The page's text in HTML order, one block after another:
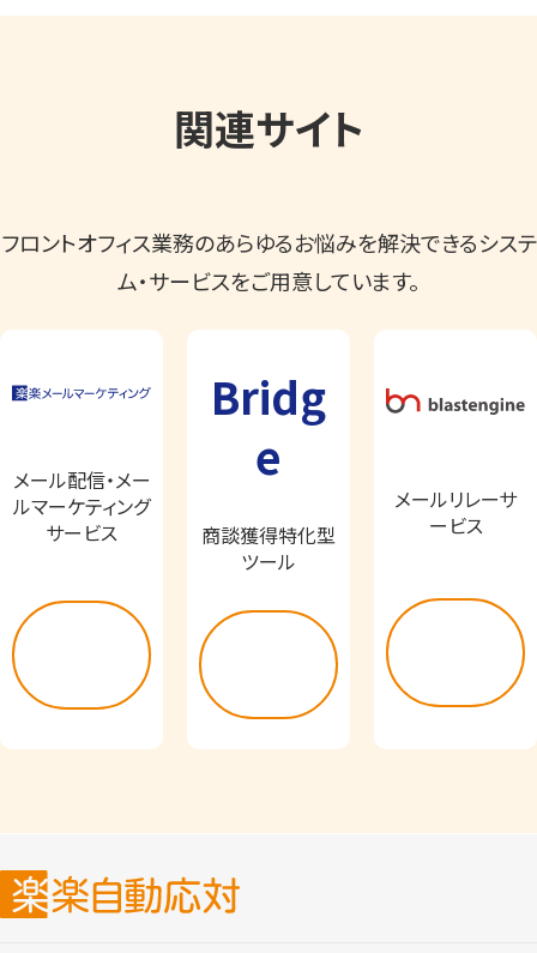
関連サイト
フロントオフィス業務のあらゆるお悩みを解決できるシステ
ム・サービスをご用意しています。
メール配信・メー
ルマーケティング
サービス
Bridg
e
商談獲得特化型
ツール
メールリレーサ
ービス